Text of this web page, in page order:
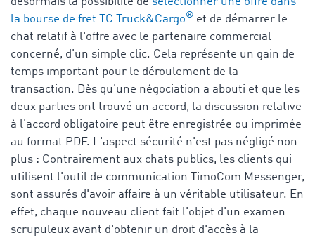
la bourse de fret TC Truck&Cargo® et de démarrer le
chat relatif à l'offre avec le partenaire commercial
concerné, d'un simple clic. Cela représente un gain de
temps important pour le déroulement de la
transaction. Dès qu'une négociation a abouti et que les
deux parties ont trouvé un accord, la discussion relative
à l'accord obligatoire peut être enregistrée ou imprimée
au format PDF. L'aspect sécurité n'est pas négligé non
plus : Contrairement aux chats publics, les clients qui
utilisent l'outil de communication TimoCom Messenger,
sont assurés d'avoir affaire à un véritable utilisateur. En
effet, chaque nouveau client fait l'objet d'un examen
scrupuleux avant d'obtenir un droit d'accès à la